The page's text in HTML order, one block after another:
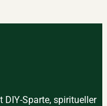
DIY-Sparte, spiritueller